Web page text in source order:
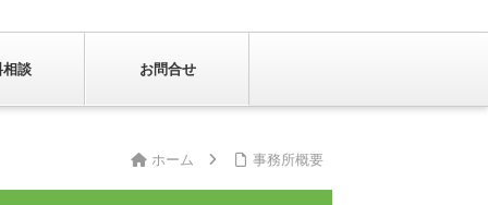
談 お問合せ
ホーム 事務所概要